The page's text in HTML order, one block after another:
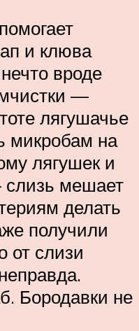
и клюва
вроде
—
лягушачье
микробам на
лягушек и
мешает
делать
получили
от слизи
Бородавки не